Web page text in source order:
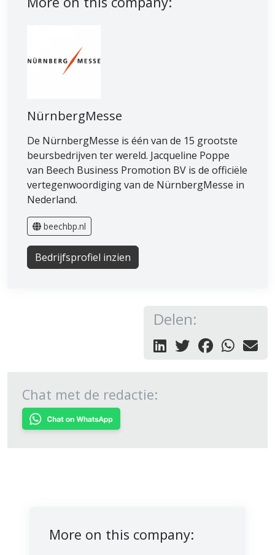
NürnbergMesse
De NürnbergMesse is één van de 15 grootste
beursbedrijven ter wereld. Jacqueline Poppe
van Beech Business Promotion BV is de officiële
vertegenwoordiging van de NürnbergMesse in
Nederland.
beechbp.nl
Bedrijfsprofiel inzien
Delen:
Chat met de redactie:
More on this company: